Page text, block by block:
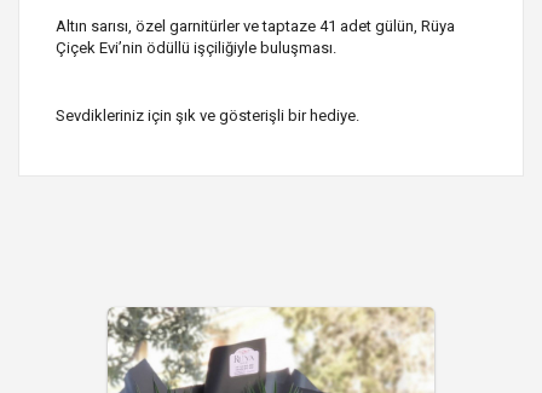
Altın sarısı, özel garnitürler ve taptaze 41 adet gülün, Rüya
Çiçek Evi’nin ödüllü işçiliğiyle buluşması.
Sevdikleriniz için şık ve gösterişli bir hediye.